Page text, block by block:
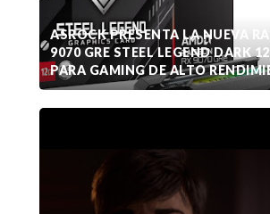
ASROCK PRESENTA LA NUEVA
9070 GRE STEEL LEGEND DARK
PARA GAMING DE ALTO